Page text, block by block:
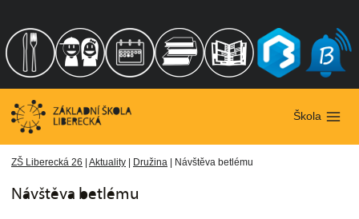
obsah
Škola
ZŠ Liberecká 26 | Aktuality | Družina | Návštěva betlému
Návštěva betlému